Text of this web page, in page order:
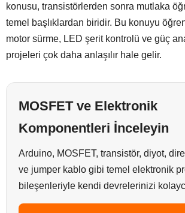
konusu, transistörlerden sonra mutlaka
temel başlıklardan biridir. Bu konuyu
motor sürme, LED şerit kontrolü ve güç
projeleri çok daha anlaşılır hale gelir.
MOSFET ve Elektronik
Komponentleri İnceleyin
Arduino, MOSFET, transistör, diyot,
ve jumper kablo gibi temel elektronik
bileşenleriyle kendi devrelerinizi